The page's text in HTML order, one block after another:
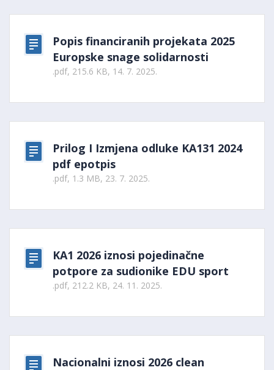
Popis financiranih projekata 2025
Europske snage solidarnosti
.pdf, 215.6 KB, 14. 7. 2025.
Prilog I Izmjena odluke KA131 2024
pdf epotpis
.pdf, 1.3 MB, 23. 7. 2025.
KA1 2026 iznosi pojedinačne
potpore za sudionike EDU sport
.pdf, 212.2 KB, 24. 11. 2025.
Nacionalni iznosi 2026 clean